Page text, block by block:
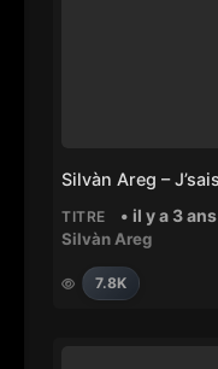
TITRE • il y a 3 ans
Silvàn Areg
7.8K